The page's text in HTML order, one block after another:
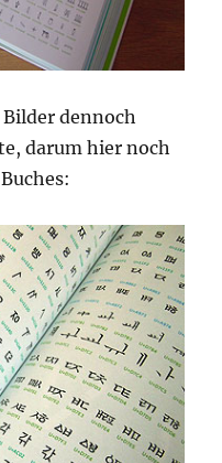
dennoch
darum hier noch